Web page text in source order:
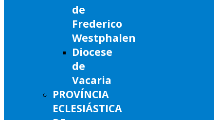
de
Frederico
Westphalen
Diocese
de
Vacaria
PROVÍNCIA
ECLESIÁSTICA